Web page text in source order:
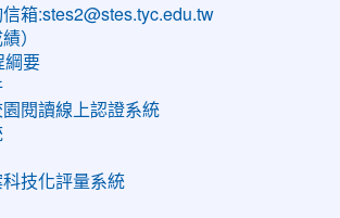
箱:stes2@stes.tyc.edu.tw
）
綱要
閱讀線上認證系統
技化評量系統